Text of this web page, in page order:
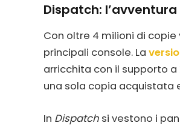
Dispatch:
Con oltre 4 milioni di
principali console. La
arricchita con il supporto a
una sola copia acquistata
In Dispatch si vestono i